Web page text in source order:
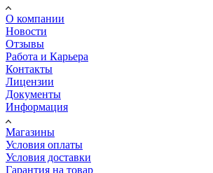
О компании
Новости
Отзывы
Работа и Карьера
Контакты
Лицензии
Документы
Информация
Магазины
Условия оплаты
Условия доставки
Гарантия на товар